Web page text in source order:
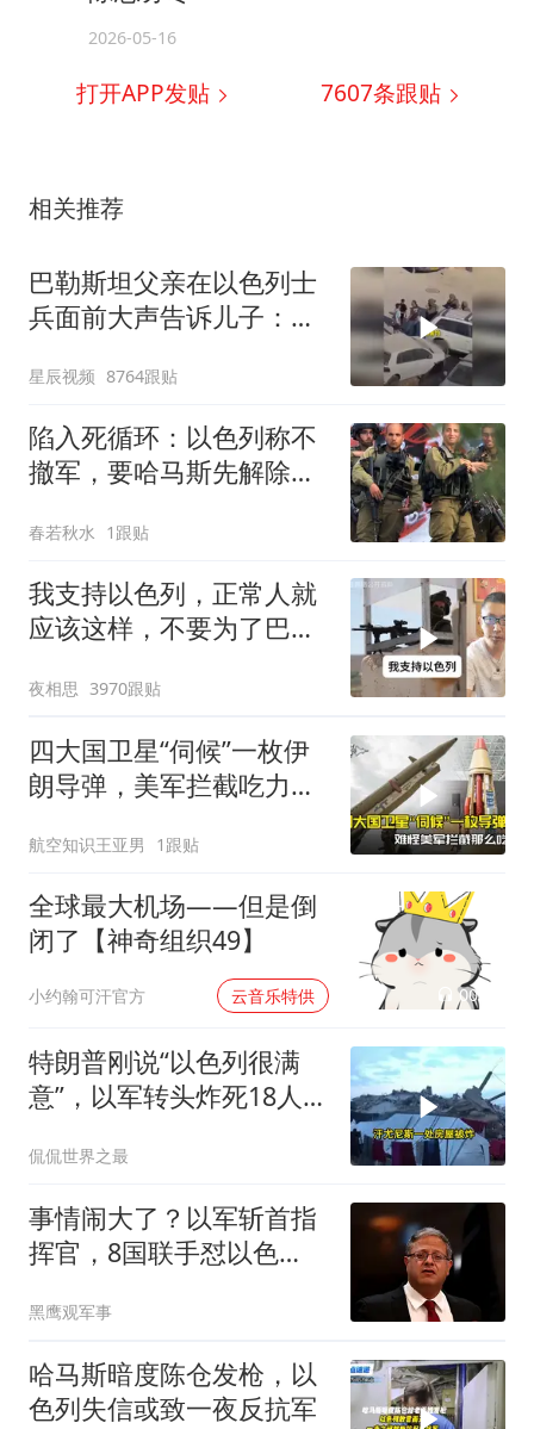
2026-05-16
打开APP发贴 7607条跟贴
相关推荐
巴勒斯坦父亲在以色列士
兵面前大声告诉儿子：永
星辰视频 8764跟贴
陷入死循环：以色列称不
撤军，要哈马斯先解除武
春若秋水 1跟贴
我支持以色列，正常人就
应该这样，不要为了巴勒
夜相思 3970跟贴
四大国卫星“伺候”一枚伊
朗导弹，美军拦截吃力的
航空知识王亚男 1跟贴
全球最大机场——但是倒
闭了【神奇组织49】
小约翰可汗官方 云音乐特供 00:02
特朗普刚说“以色列很满
意”，以军转头炸死18人，
侃侃世界之最
事情闹大了？以军斩首指
挥官，8国联手怼以色
黑鹰观军事
哈马斯暗度陈仓发枪，以
色列失信或致一夜反抗军